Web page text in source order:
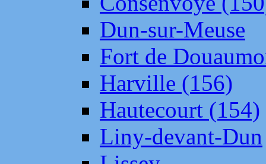
Dun-sur-Meuse
Fort de
Harville (156)
Hautecourt (154)
Liny-devant-Dun